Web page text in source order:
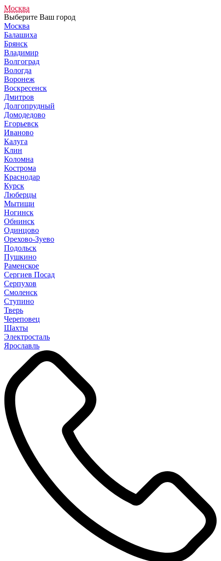
Москва
Выберите Ваш город
Москва
Балашиха
Брянск
Владимир
Волгоград
Вологда
Воронеж
Воскресенск
Дмитров
Долгопрудный
Домодедово
Егорьевск
Иваново
Калуга
Клин
Коломна
Кострома
Краснодар
Курск
Люберцы
Мытищи
Ногинск
Обнинск
Одинцово
Орехово-Зуево
Подольск
Пушкино
Раменское
Сергиев Посад
Серпухов
Смоленск
Ступино
Тверь
Череповец
Шахты
Электросталь
Ярославль